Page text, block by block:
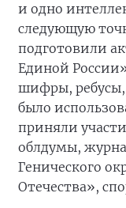
и одно
следующую
подготовили
Единой
шифры, ребусы,
было
приняли
облдумы,
Генического
Отечества»,